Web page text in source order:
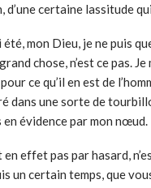
d’une certaine lassitude
été, mon Dieu, je ne puis
chose, n’est ce pas.
ce qu’il en est de
dans une sorte de
en évidence par mon nœud.
en effet pas par hasard,
un certain temps, que